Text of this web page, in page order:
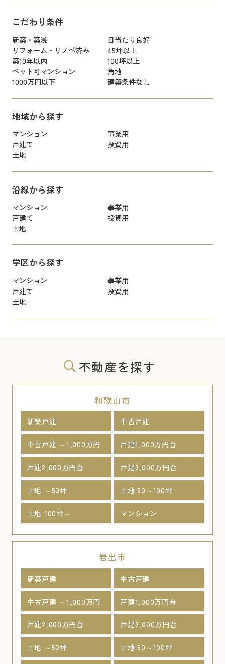
こだわり条件
新築・築浅
日当たり良好
リフォーム・リノベ済み
45坪以上
築10年以内
100坪以上
ペット可マンション
角地
1000万円以下
建築条件なし
地域から探す
マンション
事業用
戸建て
投資用
土地
沿線から探す
マンション
事業用
戸建て
投資用
土地
学区から探す
マンション
事業用
戸建て
投資用
土地
不動産を探す
和歌山市
新築戸建 中古戸建
中古戸建 ～1,000万円 戸建1,000万円台
戸建2,000万円台 戸建3,000万円台
土地 ～50坪 土地 50～100坪
土地 100坪～ マンション
岩出市
新築戸建 中古戸建
中古戸建 ～1,000万円 戸建1,000万円台
戸建2,000万円台 戸建3,000万円台
土地 ～50坪 土地 50～100坪